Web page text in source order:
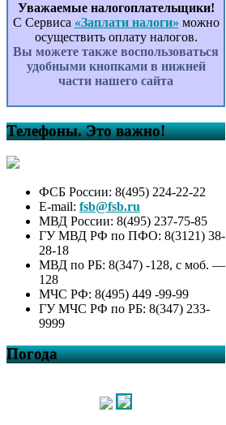
Уважаемые налогоплательщики!
С Сервиса «Заплати налоги» можно
осуществить оплату налогов.
Вы можете также воспользоваться
удобными кнопками в нижней
части нашего сайта
Телефоны. Это важно!
ФСБ России: 8(495) 224-22-22
E-mail: fsb@fsb.ru
МВД России: 8(495) 237-75-85
ГУ МВД РФ по ПФО: 8(3121) 38-
28-18
МВД по РБ: 8(347) -128, с моб. —
128
МЧС РФ: 8(495) 449 -99-99
ГУ МЧС РФ по РБ: 8(347) 233-
9999
Погода